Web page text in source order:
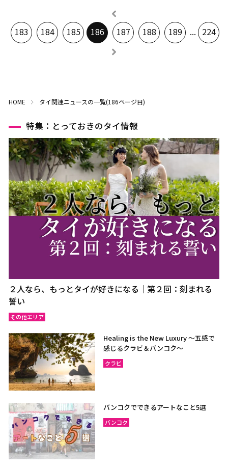
183 184 185 186 187 188 189 ... 224
HOME タイ関連ニュースの一覧(186ページ目)
特集：とっておきのタイ情報
２人なら、もっとタイが好きになる｜第２回：刻まれる
誓い
その他エリア
Healing is the New Luxury ～五感で
感じるクラビ＆バンコク～
クラビ
バンコクでできるアートなこと5選
バンコク